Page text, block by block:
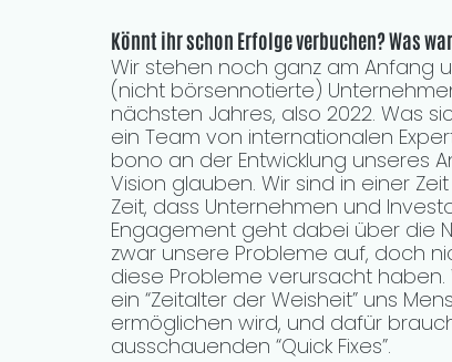
Könnt ihr schon Erfolge verbuchen? Was
Wir stehen noch ganz am Anfang
(nicht börsennotierte)
nächsten Jahres, also 2022. Was
ein Team von internationalen
bono an der Entwicklung unseres
Vision glauben. Wir sind in einer
Zeit, dass Unternehmen und
Engagement geht dabei über die
zwar unsere Probleme auf, doch
diese Probleme verursacht haben.
ein “Zeitalter der Weisheit” uns
ermöglichen wird, und dafür
ausschauenden “Quick Fixes”.